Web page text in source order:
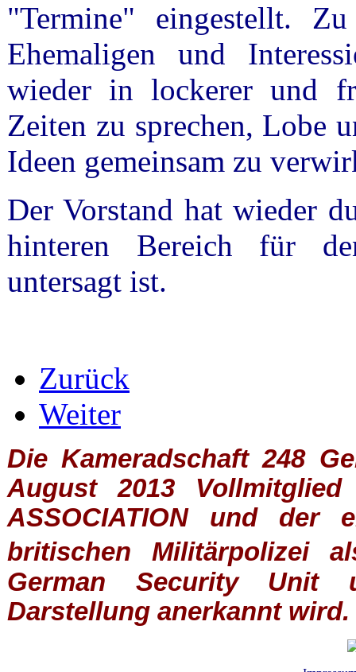
"Termine" eingestellt.
Ehemaligen und
wieder in lockerer und
Zeiten zu sprechen, Lobe
Ideen gemeinsam zu
Der Vorstand hat wieder
hinteren Bereich für
untersagt ist.
Zurück
Weiter
Die Kameradschaft 248
August 2013
ASSOCIATIONund der
britischen
Militärpolizei
German Security Unit
Darstellung anerkannt wird.